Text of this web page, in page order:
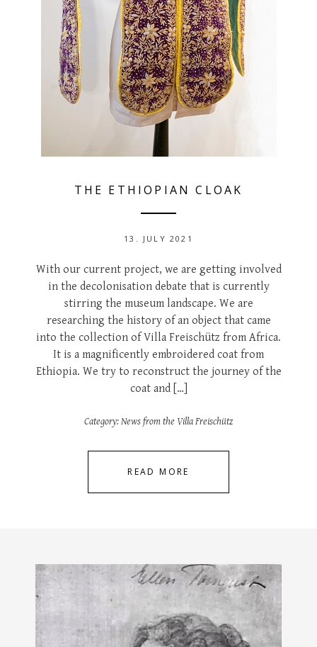
THE ETHIOPIAN CLOAK
13. JULY 2021
With our current project, we are getting involved
in the decolonisation debate that is currently
stirring the museum landscape. We are
researching the history of an object that came
into the collection of Villa Freischütz from Africa.
It is a magnificently embroidered coat from
Ethiopia. We try to reconstruct the journey of the
coat and […]
Category:News from the Villa Freischütz
READ MORE